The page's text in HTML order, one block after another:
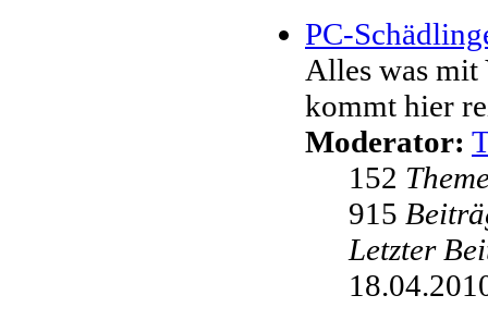
PC-
Alles was mit
kommt hier
Moderator:
152
915
Letzter